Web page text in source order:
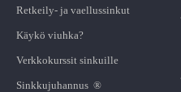
Retkeily- ja vaellussinkut
Käykö viuhka?
Verkkokurssit sinkuille
Sinkkujuhannus ®